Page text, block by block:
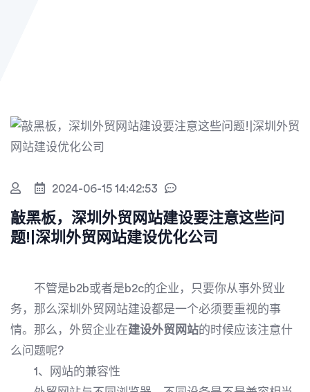
2024-06-15 14:42:53
敲黑板，深圳外贸网站建设要注意这些问
题!|深圳外贸网站建设优化公司
不管是b2b或者是b2c的企业，只要你从事外贸业
务，那么深圳外贸网站建设都是一个必须要重视的事
情。那么，外贸企业在建设外贸网站的时候应该注意什
么问题呢?
1、网站的兼容性